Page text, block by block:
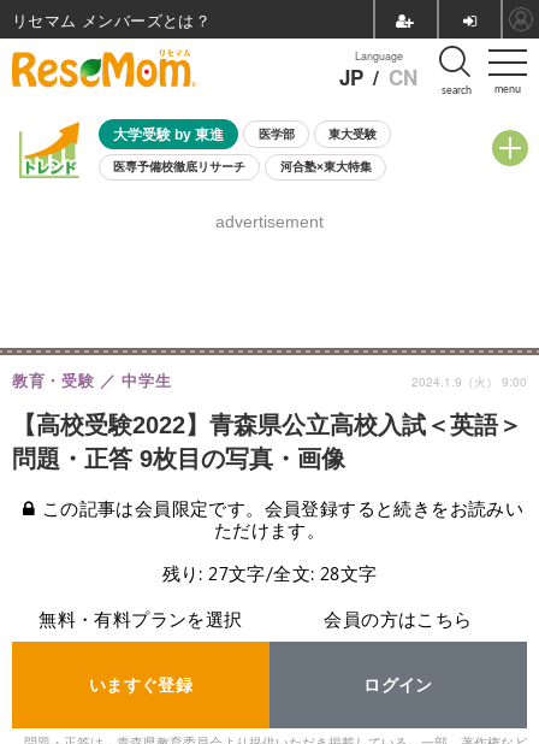
menu
Language
JP / CN search
大学受験 by 東進 医学部 東大受験
医専予備校徹底リサーチ 河合塾×東大特集
8月開催学校説明会・相談会
advertisement
【高校受験2022】青森県公立高校入試＜英語＞
問題・正答 9枚目の写真・画像
教育・受験 中学生 2024.1.9（火） 9:00
この記事は会員限定です。会員登録すると続きをお読みい
ただけます。
残り: 27文字/全文: 28文字
無料・有料プランを選択
いますぐ登録
会員の方はこちら
ログイン
リセマム メンバーズ